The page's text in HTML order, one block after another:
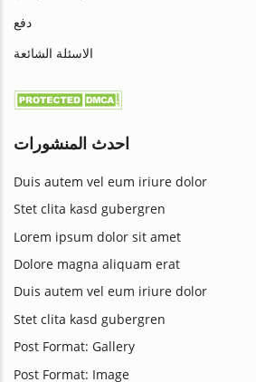
دفع
الاسئلة الشائعة
احدث المنشورات
Duis autem vel eum iriure dolor
Stet clita kasd gubergren
Lorem ipsum dolor sit amet
Dolore magna aliquam erat
Duis autem vel eum iriure dolor
Stet clita kasd gubergren
Post Format: Gallery
Post Format: Image